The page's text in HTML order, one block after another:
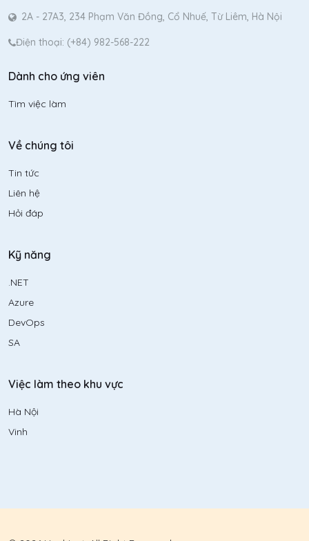
2A - 27A3, 234 Phạm Văn Đồng, Cổ Nhuế, Từ Liêm, Hà Nội
Điện thoại: (+84) 982-568-222
Dành cho ứng viên
Tìm việc làm
Về chúng tôi
Tin tức
Liên hệ
Hỏi đáp
Kỹ năng
.NET
Azure
DevOps
SA
Việc làm theo khu vực
Hà Nội
Vinh